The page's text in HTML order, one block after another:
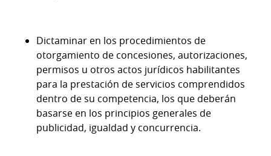
Dictaminar en los procedimientos de
otorgamiento de concesiones, autorizaciones,
permisos u otros actos jurídicos habilitantes
para la prestación de servicios comprendidos
dentro de su competencia, los que deberán
basarse en los principios generales de
publicidad, igualdad y concurrencia.